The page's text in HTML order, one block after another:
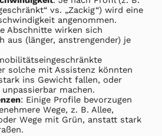
vs. „Zackig“) wird eine
angenommen.
Abschnitte wirken sich
aus (länger, anstrengender) je
solche mit Assistenz könnten
ins Gewicht fallen, oder
machen.
: Einige Profile bevorzugen
Wege, z. B. Allee,
Wege mit Grün, anstatt stark